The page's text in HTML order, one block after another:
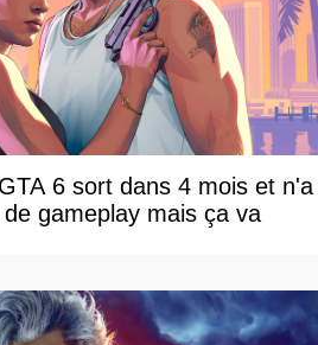
6 sort dans 4 mois et n'a
gameplay mais ça va